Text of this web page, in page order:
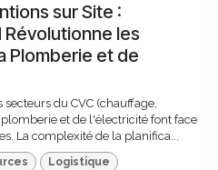
sur Site :
Révolutionne les
Plomberie et de
du CVC (chauffage,
et de l'électricité font face
La complexité de la planifica...
Logistique